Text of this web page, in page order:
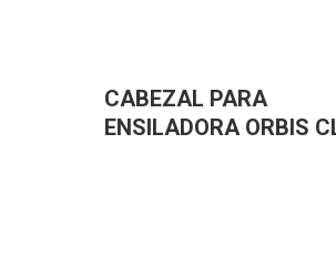
CABEZAL PARA
ENSILADORA ORBIS